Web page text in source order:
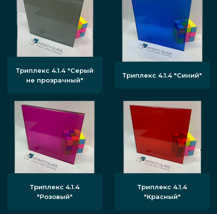
Триплекс 4.1.4 "Серый
не прозрачный"
Триплекс 4.1.4 "Синий"
Триплекс 4.1.4
"Розовый"
Триплекс 4.1.4
"Красный"